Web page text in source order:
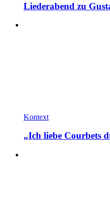
Liederabend zu
Kontext
„Ich liebe Courbets